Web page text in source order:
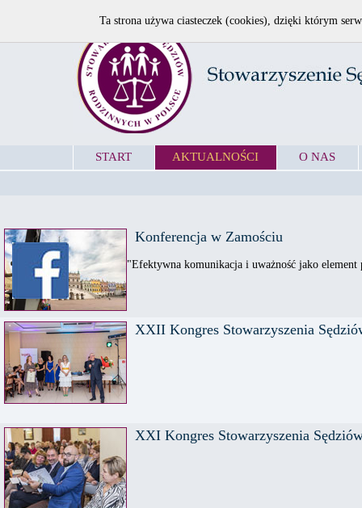
START AKTUALNOŚCI O NAS
Konferencja w Zamościu
"Efektywna komunikacja i uważność jako element
XXII Kongres Stowarzyszenia
XXI Kongres Stowarzyszenia
Ta strona używa ciasteczek (cookies), dzięki którym